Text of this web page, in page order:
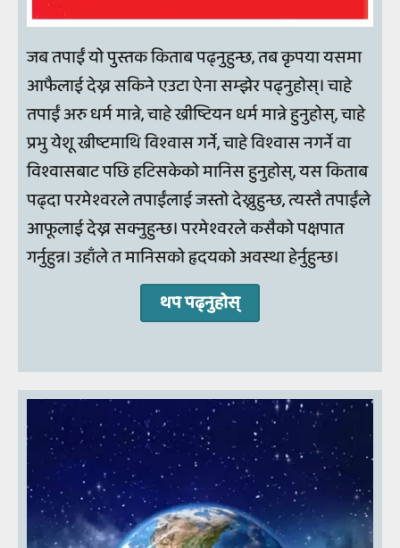
जब तपाईं यो पुस्तक किताब पढ्नुहुन्छ, तब कृपया यसमा
आफैलाई देख्न सकिने एउटा ऐना सम्झेर पढ्नुहोस्। चाहे
तपाईं अरु धर्म मान्ने, चाहे ख्रीष्टियन धर्म मान्ने हुनुहोस्, चाहे
प्रभु येशू ख्रीष्टमाथि विश्वास गर्ने, चाहे विश्वास नगर्ने वा
विश्वासबाट पछि हटिसकेको मानिस हुनुहोस्, यस किताब
पढ्दा परमेश्वरले तपाईंलाई जस्तो देख्नुहुन्छ, त्यस्तै तपाईंले
आफूलाई देख्न सक्नुहुन्छ। परमेश्वरले कसैको पक्षपात
गर्नुहुन्न। उहाँले त मानिसको हृदयको अवस्था हेर्नुहुन्छ।
थप पढ्‍नुहोस्‌